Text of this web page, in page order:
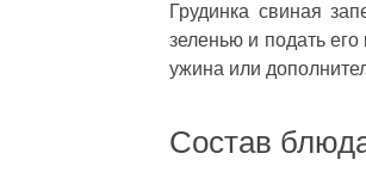
Грудинка свиная
зеленью и подать
ужина или
Состав